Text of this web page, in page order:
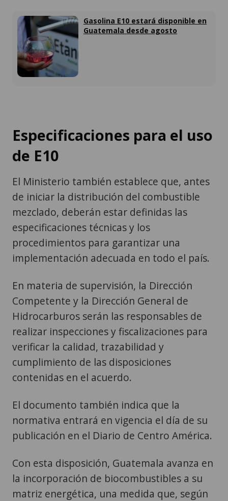
Gasolina E10 estará disponible en
Guatemala desde agosto
Especificaciones para el uso
de E10
El Ministerio también establece que, antes
de iniciar la distribución del combustible
mezclado, deberán estar definidas las
especificaciones técnicas y los
procedimientos para garantizar una
implementación adecuada en todo el país.
En materia de supervisión, la Dirección
Competente y la Dirección General de
Hidrocarburos serán las responsables de
realizar inspecciones y fiscalizaciones para
verificar la calidad, trazabilidad y
cumplimiento de las disposiciones
contenidas en el acuerdo.
El documento también indica que la
normativa entrará en vigencia el día de su
publicación en el Diario de Centro América.
Con esta disposición, Guatemala avanza en
la incorporación de biocombustibles a su
matriz energética, una medida que, según